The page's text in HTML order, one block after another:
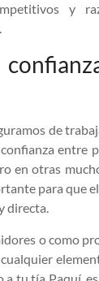
y
.
de
entre
en otras
para que
directa.
o como